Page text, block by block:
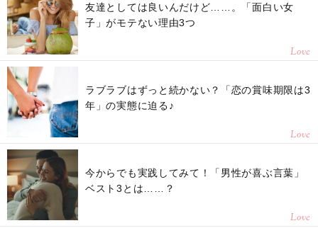
友達としては良いんだけど……。「面白い女
子」がモテない理由3つ
Love
ラブラブはずっと続かない？「恋の賞味期限は3
年」の実態に迫る♪
Love
今からでも実践してみて！「男性が喜ぶ言葉」
ベスト3とは……？
Love